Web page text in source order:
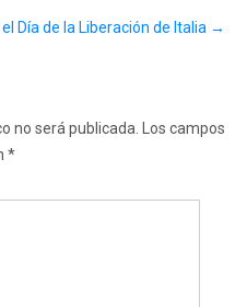
Día de la Liberación de Italia →
no será publicada.
Los campos
*